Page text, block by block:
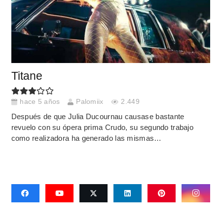
Titane
hace 5 años Palomiix 2.449
Después de que Julia Ducournau causase bastante
revuelo con su ópera prima Crudo, su segundo trabajo
como realizadora ha generado las mismas…